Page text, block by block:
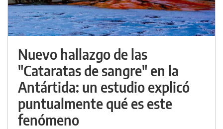
Nuevo hallazgo de las
"Cataratas de sangre" en la
Antártida: un estudio explicó
puntualmente qué es este
fenómeno